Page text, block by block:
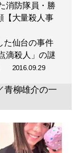
消防隊員・勝
【大量殺人事
た仙台の事件
滴殺人」の謎
2016.09.29
青柳雄介の一